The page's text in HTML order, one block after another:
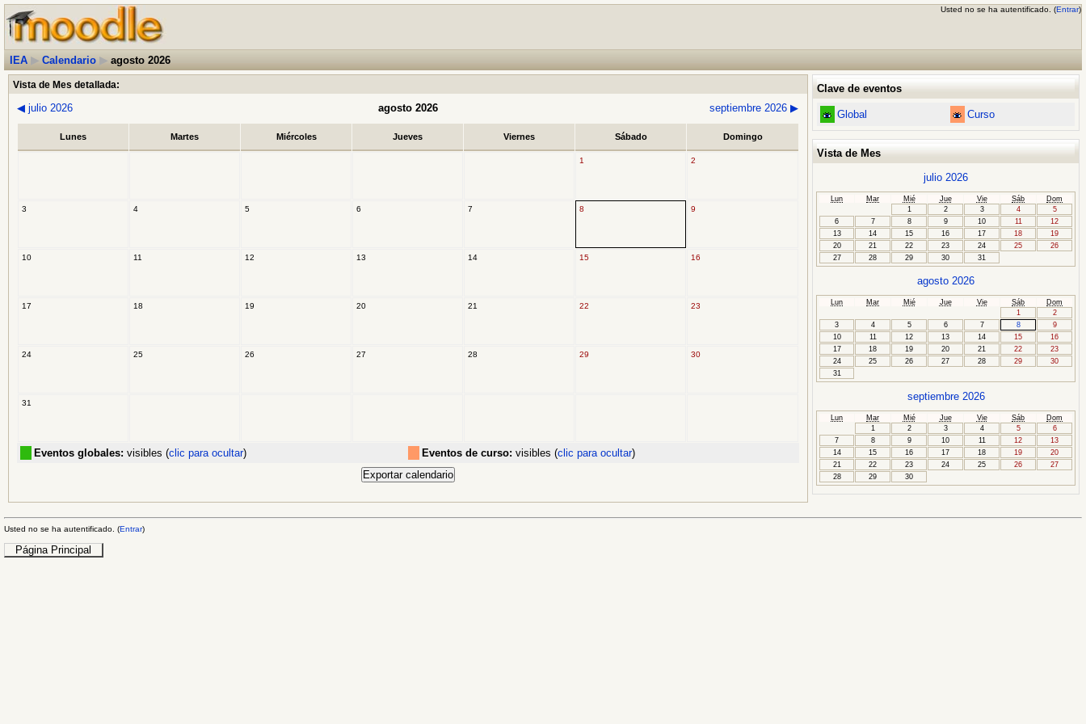
Usted no se ha autentificado. (Entrar)
IEA ▶ Calendario ▶agosto 2026
Vista de Mes detallada:
◀ julio 2026 agosto 2026 septiembre 2026▶
Lunes Martes Miércoles Jueves Viernes Sábado Domingo
1 2
3 4 5 6 7 8 9
10 11 12 13 14 15 16
17 18 19 20 21 22 23
24 25 26 27 28 29 30
31
Eventos globales: visibles (clic para ocultar) Eventos de curso: visibles (clic para ocultar)
Clave de eventos
Global Curso
Vista de Mes
julio 2026
Lun Mar Mié Jue Vie Sáb
Dom
1
2 3 4
5
6
7 8 9 10 11
12
13
14 15 16 17 18
19
20
21 22 23 24 25
26
27
28 29 30 31
agosto 2026
Lun Mar Mié Jue Vie Sáb
Dom
1
2
3
4 5 6 7 8
9
10
11 12 13 14 15
16
17
18 19 20 21 22
23
24
25 26 27 28 29
30
31
septiembre 2026
Lun Mar Mié Jue Vie Sáb
Dom
1
2 3 4 5
6
7
8 9 10 11 12
13
14
15 16 17 18 19
20
21
22 23 24 25 26
27
28
29 30
Usted no se ha autentificado. (Entrar)
Página Principal